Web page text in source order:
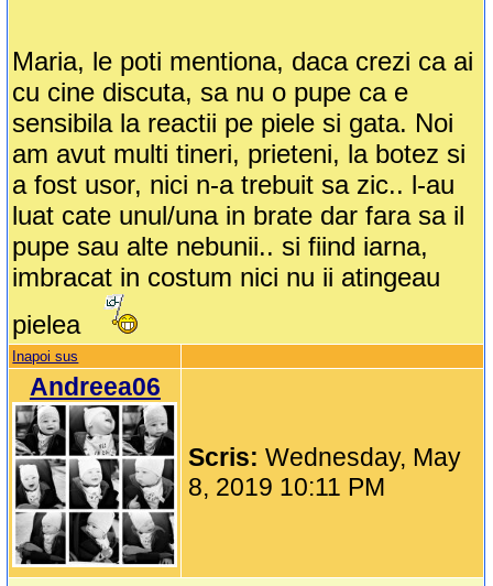
Maria, le poti mentiona, daca crezi ca ai
cu cine discuta, sa nu o pupe ca e
sensibila la reactii pe piele si gata. Noi
am avut multi tineri, prieteni, la botez si
a fost usor, nici n-a trebuit sa zic.. l-au
luat cate unul/una in brate dar fara sa il
pupe sau alte nebunii.. si fiind iarna,
imbracat in costum nici nu ii atingeau
pielea
Inapoi sus
Andreea06
Scris:Wednesday, May
8, 2019 10:11 PM